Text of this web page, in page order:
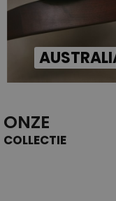
ONZE
COLLECTIE